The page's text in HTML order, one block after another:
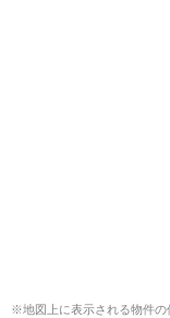
※地図上に表示される物件の